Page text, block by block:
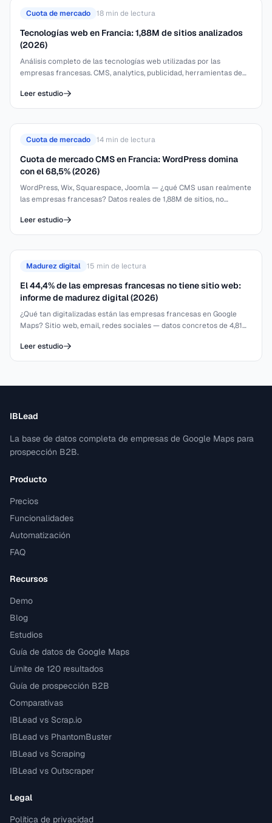
Cuota de mercado 18 min de lectura
Tecnologías web en Francia: 1,88M de sitios analizados
(2026)
Análisis completo de las tecnologías web utilizadas por las
empresas francesas. CMS, analytics, publicidad, herramientas de
Leer estudio
Cuota de mercado 14 min de lectura
Cuota de mercado CMS en Francia: WordPress domina
con el 68,5% (2026)
WordPress, Wix, Squarespace, Joomla — ¿qué CMS usan realmente
las empresas francesas? Datos reales de 1,88M de sitios, no
Leer estudio
Madurez digital 15 min de lectura
El 44,4% de las empresas francesas no tiene sitio web:
informe de madurez digital (2026)
¿Qué tan digitalizadas están las empresas francesas en Google
Maps? Sitio web, email, redes sociales — datos concretos de 4,81M
Leer estudio
IBLead
La base de datos completa de empresas de Google Maps para
prospección B2B.
Producto
Precios
Funcionalidades
Automatización
FAQ
Recursos
Demo
Blog
Estudios
Guía de datos de Google Maps
Límite de 120 resultados
Guía de prospección B2B
Comparativas
IBLead vs Scrap.io
IBLead vs PhantomBuster
IBLead vs Scraping
IBLead vs Outscraper
Legal
Política de privacidad